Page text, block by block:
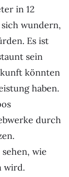
in 12
wundern,
Es ist
sein
könnten
haben.
durch
wie
wird.